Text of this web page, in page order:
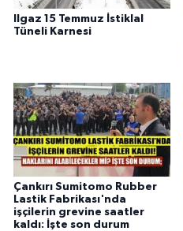
Ilgaz 15 Temmuz İstiklal
Tüneli Karnesi
Çankırı Sumitomo Rubber
Lastik Fabrikası'nda
işçilerin grevine saatler
kaldı: İşte son durum